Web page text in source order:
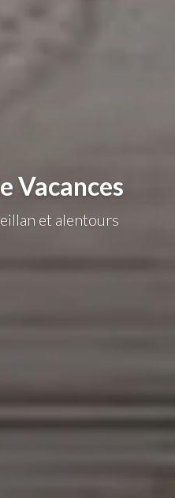
Vacances
et alentours